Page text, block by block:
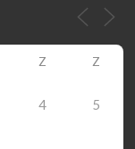
Z Z
4 5